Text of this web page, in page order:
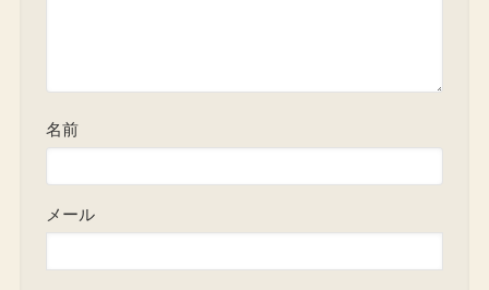
名前
メール